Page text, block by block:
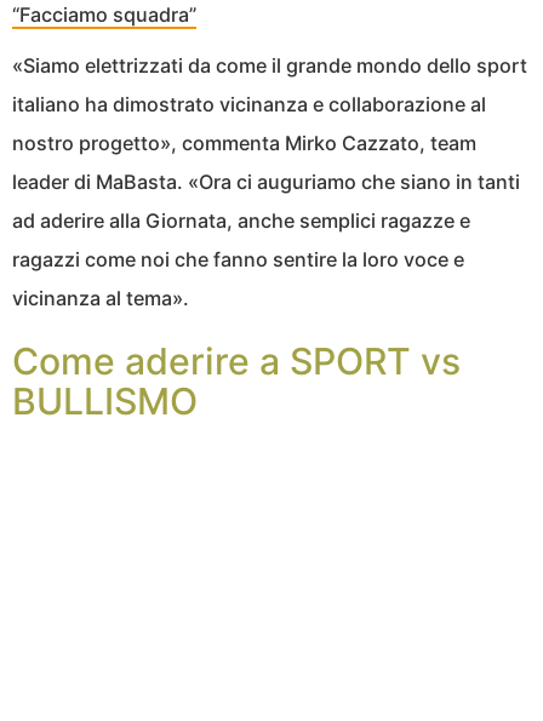
“Facciamo squadra”
«Siamo elettrizzati da come il grande mondo dello sport
italiano ha dimostrato vicinanza e collaborazione al
nostro progetto», commenta Mirko Cazzato, team
leader di MaBasta. «Ora ci auguriamo che siano in tanti
ad aderire alla Giornata, anche semplici ragazze e
ragazzi come noi che fanno sentire la loro voce e
vicinanza al tema».
Come aderire a SPORT vs
BULLISMO